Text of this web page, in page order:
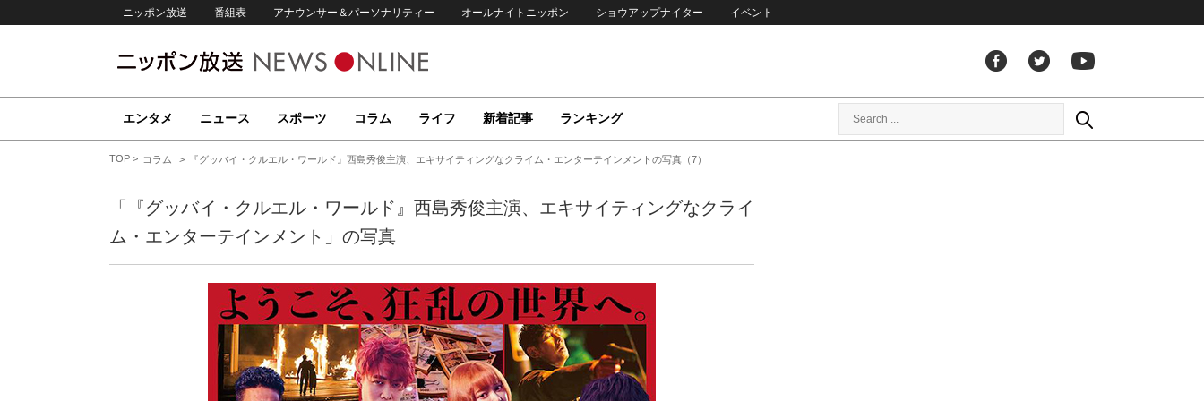
ニッポン放送 番組表 アナウンサー＆パーソナリティー オールナイトニッポン ショウアップナイター イベント
エンタメ ニュース スポーツ コラム ライフ 新着記事 ランキング
TOP コラム 『グッバイ・クルエル・ワールド』西島秀俊主演、エキサイティングなクライム・エンターテインメントの写真（7）
「『グッバイ・クルエル・ワールド』西島秀俊主演、エキサイティングなクライ
ム・エンターテインメント」の写真